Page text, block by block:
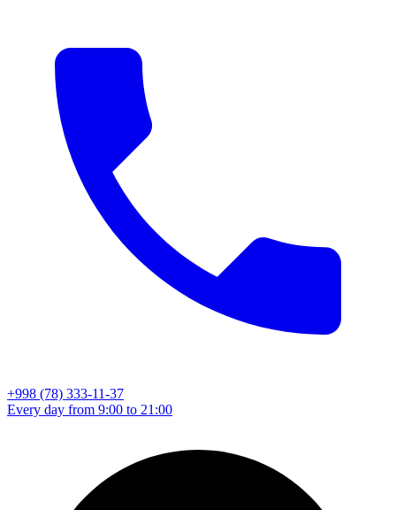
+998 (78) 333-11-37
Every day from 9:00 to 21:00